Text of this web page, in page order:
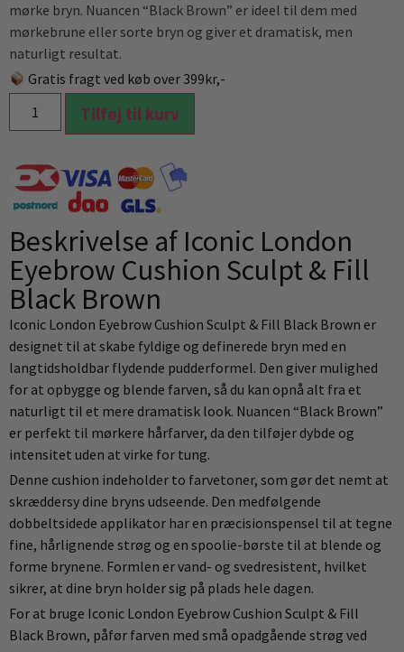
mørke bryn. Nuancen “Black Brown” er ideel til dem med
mørkebrune eller sorte bryn og giver et dramatisk, men
naturligt resultat.
Gratis fragt ved køb over 399kr,-
Tilføj til kurv
Beskrivelse af Iconic London
Eyebrow Cushion Sculpt & Fill
Black Brown
Iconic London Eyebrow Cushion Sculpt & Fill Black Brown er
designet til at skabe fyldige og definerede bryn med en
langtidsholdbar flydende pudderformel. Den giver mulighed
for at opbygge og blende farven, så du kan opnå alt fra et
naturligt til et mere dramatisk look. Nuancen “Black Brown”
er perfekt til mørkere hårfarver, da den tilføjer dybde og
intensitet uden at virke for tung.
Denne cushion indeholder to farvetoner, som gør det nemt at
skræddersy dine bryns udseende. Den medfølgende
dobbeltsidede applikator har en præcisionspensel til at tegne
fine, hårlignende strøg og en spoolie-børste til at blende og
forme brynene. Formlen er vand- og svedresistent, hvilket
sikrer, at dine bryn holder sig på plads hele dagen.
For at bruge Iconic London Eyebrow Cushion Sculpt & Fill
Black Brown, påfør farven med små opadgående strøg ved